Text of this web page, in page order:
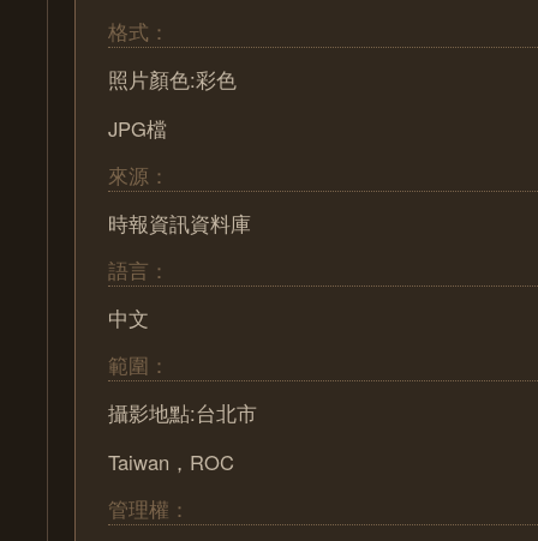
格式：
照片顏色:彩色
JPG檔
來源：
時報資訊資料庫
語言：
中文
範圍：
攝影地點:台北市
Taiwan，ROC
管理權：